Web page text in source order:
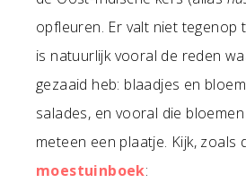
opfleuren. Er valt niet tegenop
is natuurlijk vooral de reden
gezaaid heb: blaadjes en
salades, en vooral die
meteen een plaatje. Kijk, zoals
moestuinboek: